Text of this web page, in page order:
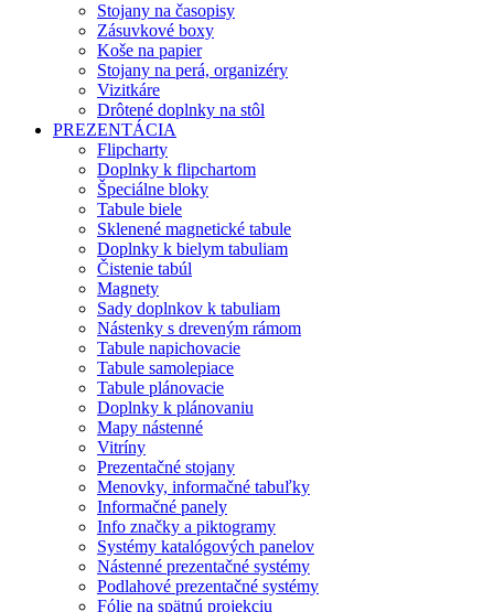
Stojany na časopisy
Zásuvkové boxy
Koše na papier
Stojany na perá, organizéry
Vizitkáre
Drôtené doplnky na stôl
PREZENTÁCIA
Flipcharty
Doplnky k flipchartom
Špeciálne bloky
Tabule biele
Sklenené magnetické tabule
Doplnky k bielym tabuliam
Čistenie tabúl
Magnety
Sady doplnkov k tabuliam
Nástenky s dreveným rámom
Tabule napichovacie
Tabule samolepiace
Tabule plánovacie
Doplnky k plánovaniu
Mapy nástenné
Vitríny
Prezentačné stojany
Menovky, informačné tabuľky
Informačné panely
Info značky a piktogramy
Systémy katalógových panelov
Nástenné prezentačné systémy
Podlahové prezentačné systémy
Fólie na spätnú projekciu